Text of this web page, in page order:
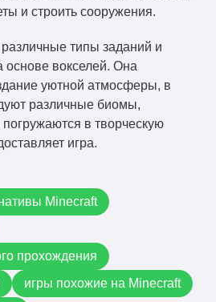
и строить сооружения.
типы заданий и
основе вокселей. Она
уютной атмосферы, в
различные биомы,
в творческую
игра.
Minecraft
прохождения
игры похожие на Minecraft